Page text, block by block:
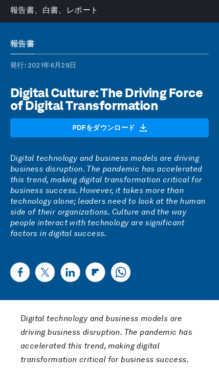
報告書、白書、レポート
報告書
発行: 2021年6月29日
Digital Culture: The Driving Force
of Digital Transformation
PDFをダウンロード
Digital technology and business models are driving
business disruption. The pandemic has accelerated
this trend, making digital transformation critical for
business success. However, it takes more than
technology alone; leaders need to look at the human
side of their organizations. Culture and the way
people interact with technology are significant
factors in digital success.
Digital technology and business models are
driving business disruption. The pandemic has
accelerated this trend, making digital
transformation critical for business success.